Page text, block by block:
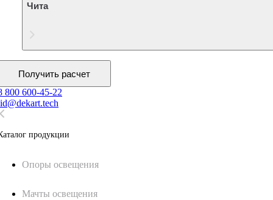
Чита
Получить расчет
800 600-45-22
продукции
Oпоры oсвeщения
Мачты освещения